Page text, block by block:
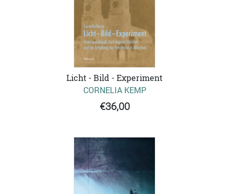
Licht - Bild - Experiment
CORNELIA KEMP
€36,00